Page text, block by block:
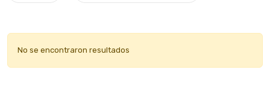
No se encontraron resultados